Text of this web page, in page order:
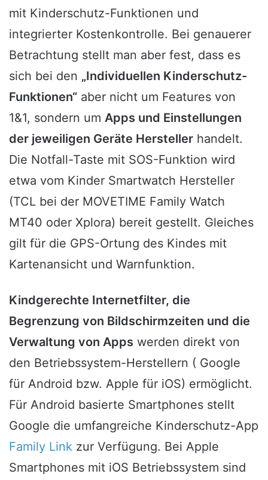
mit Kinderschutz-Funktionen und
integrierter Kostenkontrolle. Bei genauerer
Betrachtung stellt man aber fest, dass es
sich bei den „Individuellen Kinderschutz-
Funktionen“ aber nicht um Features von
1&1, sondern um Apps und Einstellungen
der jeweiligen Geräte Hersteller handelt.
Die Notfall-Taste mit SOS-Funktion wird
etwa vom Kinder Smartwatch Hersteller
(TCL bei der MOVETIME Family Watch
MT40 oder Xplora) bereit gestellt. Gleiches
gilt für die GPS-Ortung des Kindes mit
Kartenansicht und Warnfunktion.
Kindgerechte Internetfilter, die
Begrenzung von Bildschirmzeiten und die
Verwaltung von Apps werden direkt von
den Betriebssystem-Herstellern ( Google
für Android bzw. Apple für iOS) ermöglicht.
Für Android basierte Smartphones stellt
Google die umfangreiche Kinderschutz-App
Family Link zur Verfügung. Bei Apple
Smartphones mit iOS Betriebssystem sind